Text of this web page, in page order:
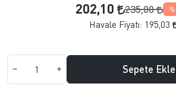
202,10 235,00 %
Havale Fiyatı: 195,03
Sepete Ekle